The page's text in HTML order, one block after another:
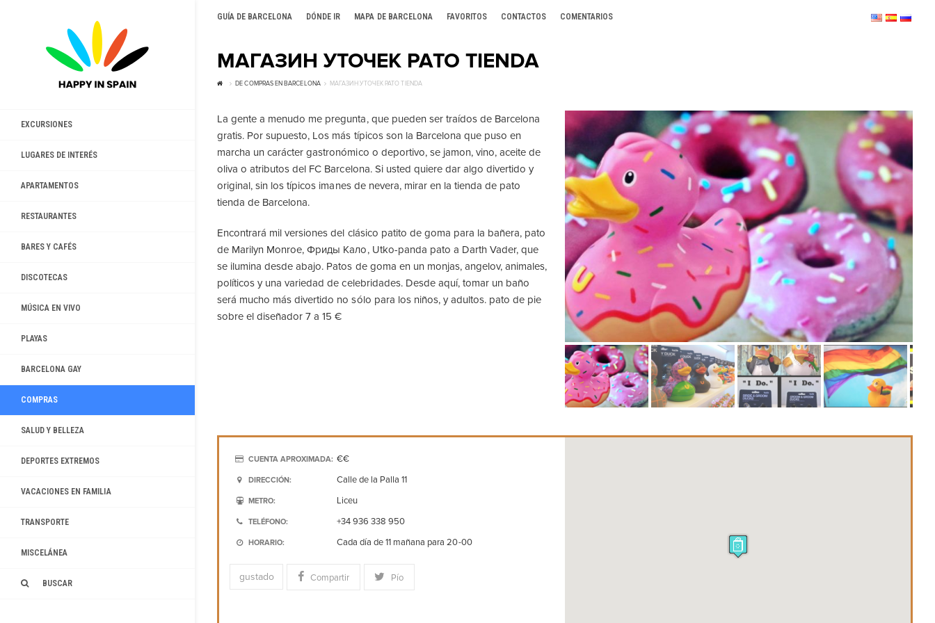
GUÍA DE BARCELONA DÓNDE IR MAPA DE BARCELONA FAVORITOS CONTACTOS COMENTARIOS
EXCURSIONES
LUGARES DE INTERÉS
APARTAMENTOS
RESTAURANTES
BARES Y CAFÉS
DISCOTECAS
MÚSICA EN VIVO
PLAYAS
BARCELONA GAY
COMPRAS
SALUD Y BELLEZA
DEPORTES EXTREMOS
VACACIONES EN FAMILIA
TRANSPORTE
MISCELÁNEA
BUSCAR
МАГАЗИН УТОЧЕК PATO TIENDA
DE COMPRAS EN BARCELONA МАГАЗИН УТОЧЕК PATO TIENDA
La gente a menudo me pregunta, que pueden ser traídos de Barcelona
gratis. Por supuesto, Los más típicos son la Barcelona que puso en
marcha un carácter gastronómico o deportivo, se jamon, vino, aceite de
oliva o atributos del FC Barcelona. Si usted quiere dar algo divertido y
original, sin los típicos imanes de nevera, mirar en la tienda de pato
tienda de Barcelona.
Encontrará mil versiones del clásico patito de goma para la bañera, pato
de Marilyn Monroe,Фриды Кало, Utko-panda pato a Darth Vader, que
se ilumina desde abajo. Patos de goma en un monjas, angelov, animales,
políticos y una variedad de celebridades. Desde aquí, tomar un baño
será mucho más divertido no sólo para los niños, y adultos. pato de pie
sobre el diseñador 7 a 15 €
CUENTA APROXIMADA: €€
DIRECCIÓN: Calle de la Palla 11
METRO: Liceu
TELÉFONO: +34 936 338 950
HORARIO: Cada día de 11 mañana para 20-00
gustado Compartir Pío